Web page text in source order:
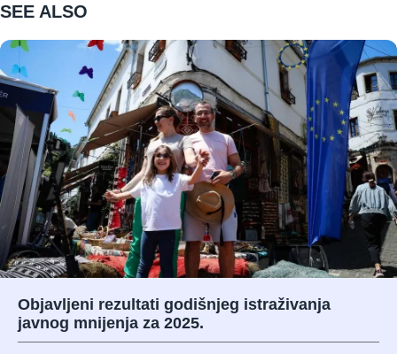
SEE ALSO
Objavljeni rezultati godišnjeg istraživanja
javnog mnijenja za 2025.